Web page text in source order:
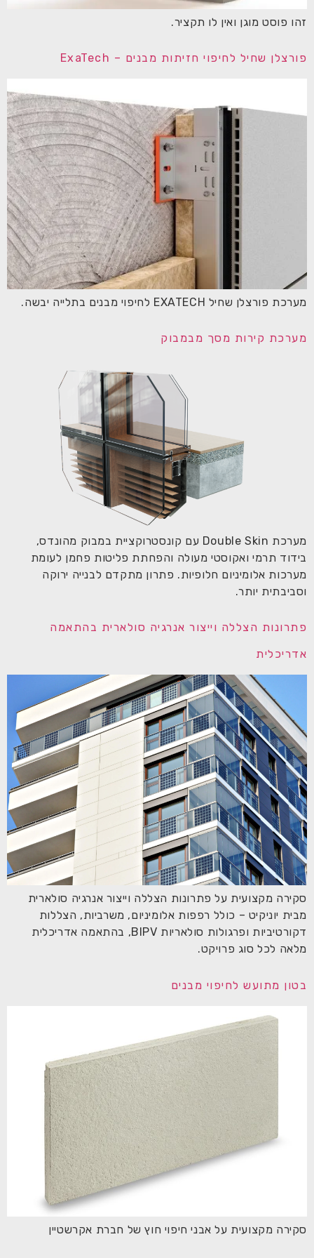
זהו פוסט מוגן ואין לו תקציר.
פורצלן שחיל לחיפוי חזיתות מבנים – ExaTech
מערכת פורצלן שחיל EXATECH לחיפוי מבנים בתלייה יבשה.
מערכת קירות מסך מבמבוק
מערכת Double Skin עם קונסטרוקציית במבוק מהונדס,
בידוד תרמי ואקוסטי מעולה והפחתת פליטות פחמן לעומת
מערכות אלומיניום חלופיות. פתרון מתקדם לבנייה ירוקה
וסביבתית יותר.
פתרונות הצללה וייצור אנרגיה סולארית בהתאמה
אדריכלית
סקירה מקצועית על פתרונות הצללה וייצור אנרגיה סולארית
מבית יוניקיט – כולל רפפות אלומיניום, משרביות, הצללות
דקורטיביות ופרגולות סולאריות BIPV, בהתאמה אדריכלית
מלאה לכל סוג פרויקט.
בטון מתועש לחיפוי מבנים​
סקירה מקצועית על אבני חיפוי חוץ של חברת אקרשטיין